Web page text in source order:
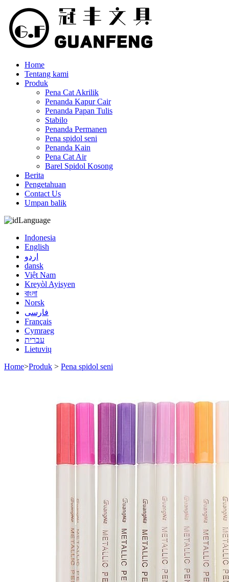
Home
Tentang kami
Produk
Pena Cat Akrilik
Penanda Kapur Cair
Penanda Papan Tulis
Stabilo
Penanda Permanen
Pena spidol seni
Penanda Kain
Pena Cat Air
Barel Spidol Kosong
Berita
Pengetahuan
Contact Us
Umpan balik
Language
Indonesia
English
اردو
dansk
Việt Nam
Kreyòl Ayisyen
বাংলা
Norsk
فارسی
Français
Cymraeg
עברית
Lietuvių
Home>Produk > Pena spidol seni